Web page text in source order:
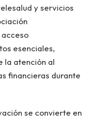
y servicios
esenciales,
la atención al
financieras durante
se convierte en